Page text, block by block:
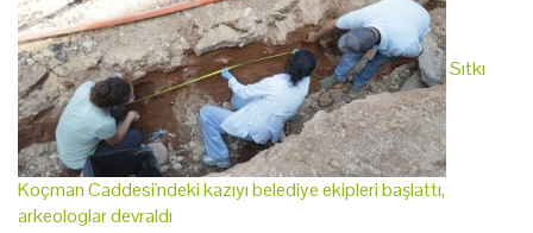
Sıtkı
Koçman Caddesi'ndeki kazıyı belediye ekipleri başlattı,
arkeologlar devraldı